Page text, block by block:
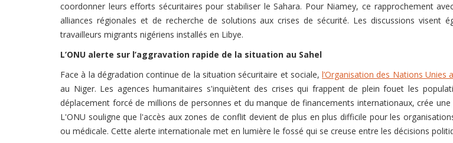
coordonner leurs efforts sécuritaires pour stabiliser le Sahara. Pour Niamey, ce rapprochement
alliances régionales et de recherche de solutions aux crises de sécurité. Les discussions
travailleurs migrants nigériens installés en Libye.
L’ONU alerte sur l’aggravation rapide de la situation au Sahel
Face à la dégradation continue de la situation sécuritaire et sociale,l’Organisation des Nations Unies
au Niger. Les agences humanitaires s'inquiètent des crises qui frappent de plein fouet les
déplacement forcé de millions de personnes et du manque de financements internationaux, crée
L'ONU souligne que l'accès aux zones de conflit devient de plus en plus difficile pour les
ou médicale. Cette alerte internationale met en lumière le fossé qui se creuse entre les décisions